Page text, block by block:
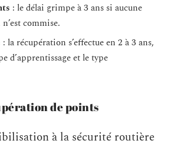
: le délai grimpe à 3 ans si aucune
commise.
: la récupération s’effectue en 2 à 3 ans,
d’apprentissage et le type
de points
à la sécurité routière